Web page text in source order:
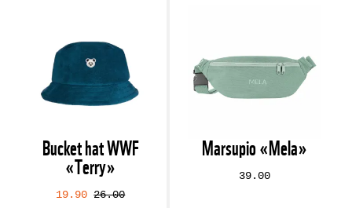
Bucket hat WWF
«Terry»
19.9026.00
Marsupio «Mela»
39.00